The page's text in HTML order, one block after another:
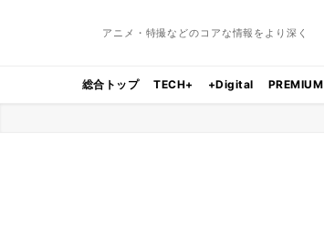
アニメ・特撮などのコアな情報をより深く
総合トップ TECH+ +Digital PREMIUM